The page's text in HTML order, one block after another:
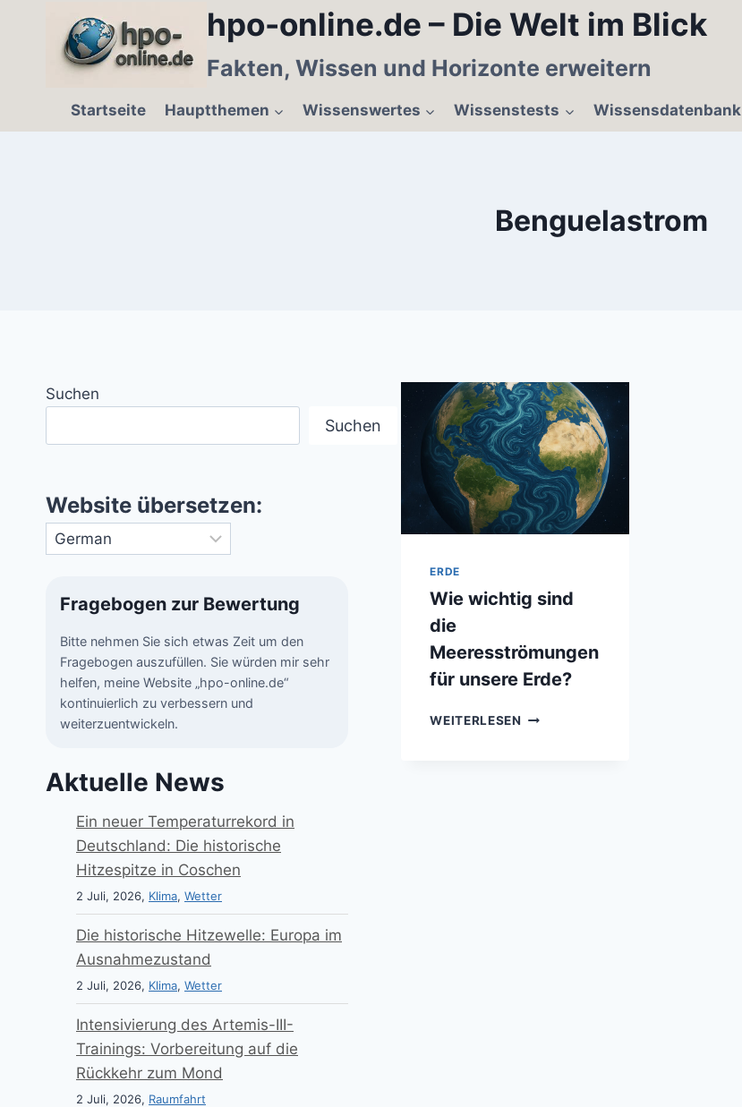
hpo-online.de – Die Welt im Blick
Fakten, Wissen und Horizonte erweitern
Startseite Hauptthemen Wissenswertes Wissenstests Wissensdatenbank
Benguelastrom
ERDE
Wie wichtig sind
die
Meeresströmungen
für unsere Erde?
WEITERLESEN WIE
Suchen
Suchen
Website übersetzen:
Fragebogen zur Bewertung
Bitte nehmen Sie sich etwas Zeit um den
Fragebogen auszufüllen. Sie würden mir sehr
helfen, meine Website „hpo-online.de“
kontinuierlich zu verbessern und
weiterzuentwickeln.
Aktuelle News
Ein neuer Temperaturrekord in
Deutschland: Die historische
Hitzespitze in Coschen
2 Juli, 2026, Klima, Wetter
Die historische Hitzewelle: Europa im
Ausnahmezustand
2 Juli, 2026, Klima, Wetter
Intensivierung des Artemis-III-
Trainings: Vorbereitung auf die
Rückkehr zum Mond
2 Juli, 2026, Raumfahrt